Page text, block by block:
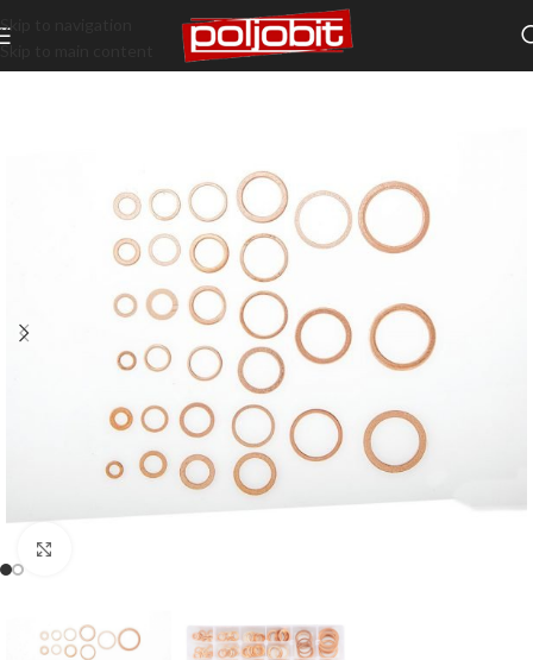
Skip to navigation
Skip to main content